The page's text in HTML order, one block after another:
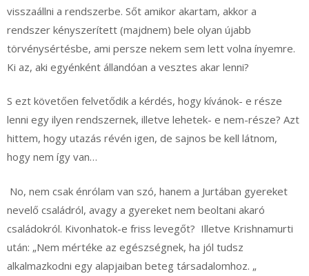
visszaállni a rendszerbe. Sőt amikor akartam, akkor a
rendszer kényszerített (majdnem) bele olyan újabb
törvénysértésbe, ami persze nekem sem lett volna ínyemre.
Ki az, aki egyénként állandóan a vesztes akar lenni?
S ezt követően felvetődik a kérdés, hogy kívánok- e része
lenni egy ilyen rendszernek, illetve lehetek- e nem-része? Azt
hittem, hogy utazás révén igen, de sajnos be kell látnom,
hogy nem így van…
No, nem csak énrólam van szó, hanem a Jurtában gyereket
nevelő családról, avagy a gyereket nem beoltani akaró
családokról. Kivonhatok-e friss levegőt? Illetve Krishnamurti
után: „Nem mértéke az egészségnek, ha jól tudsz
alkalmazkodni egy alapjaiban beteg társadalomhoz. „